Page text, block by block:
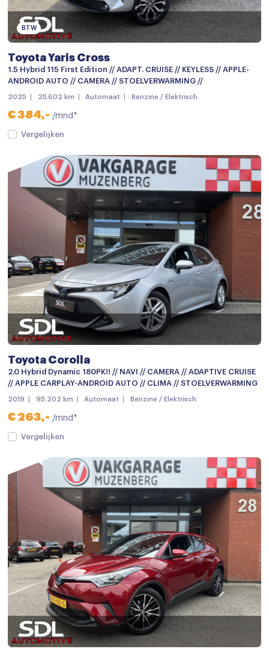
Bumpers in carrosseriekleur
Centrale deurvergrendeling
Dimlichten automatisch
Getint glas
Grootlichtassistent
Keyless entry
keyless entry
LED achterlichten
LED dagrijverlichting
Lichtmetalen velgen
Lichtmetalen velgen
Lichtmetalen velgen 18"
Metaalkleur
Mistlampen
Mistlampen voor
mistlampen voor
Parkeer assistent
Parkeersensor voor
Parkeersensor voor en achter
Trekhaak
Trekhaak
verwarmde zijspiegels
Achteruitrijcamera
Audio installatie
Audio installatie premium
Aux en USB Aansluiting
BTW
Toyota Yaris Cross
1.5 Hybrid 115 First Edition // ADAPT. CRUISE // KEYLESS // APPLE-
ANDROID AUTO // CAMERA // STOELVERWARMING //
2025 25.602 km Automaat Benzine / Elektrisch
€ 384,- /mnd*
Vergelijken
Toyota Corolla
2.0 Hybrid Dynamic 180PK!! // NAVI // CAMERA // ADAPTIVE CRUISE
// APPLE CARPLAY-ANDROID AUTO // CLIMA // STOELVERWARMING
2019 95.202 km Automaat Benzine / Elektrisch
€ 263,- /mnd*
Vergelijken